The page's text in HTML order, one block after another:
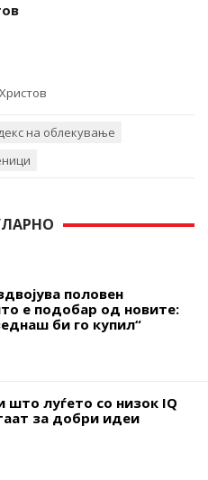
на облекување
половен
е подобар од новите:
би го купил“
што луѓето со низок IQ
за добри идеи